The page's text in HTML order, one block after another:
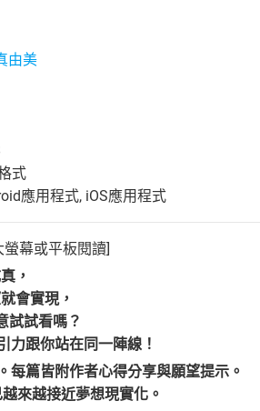
由美
式
應用程式, iOS應用程式
幕或平板閱讀]
，
會實現，
試試看嗎？
力跟你站在同一陣線！
篇皆附作者心得分享與願望提示。
來越接近夢想現實化。